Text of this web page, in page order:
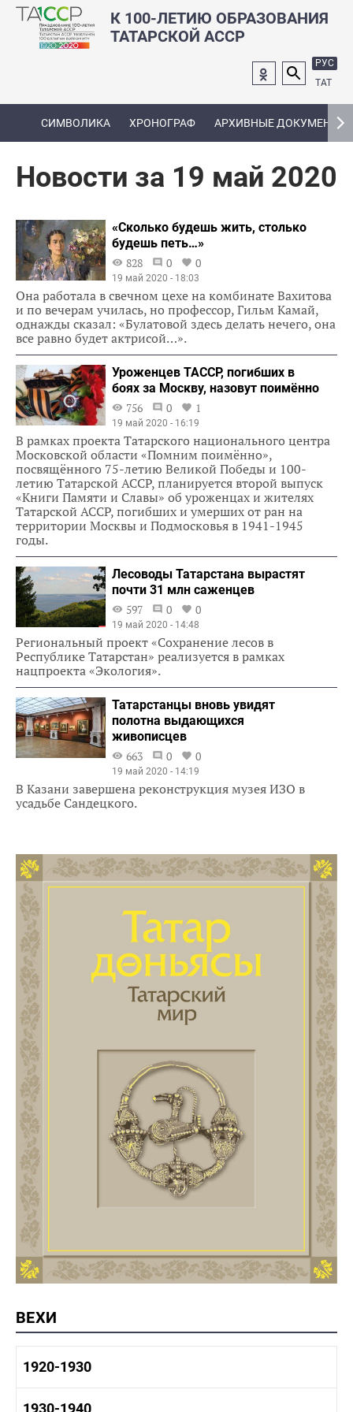
К 100-ЛЕТИЮ ОБРАЗОВАНИЯ
ТАТАРСКОЙ АССР
РУС
ТАТ
СИМВОЛИКА ХРОНОГРАФ АРХИВНЫЕ ДОКУМЕНТЫ
Новости за 19 май 2020
«Сколько будешь жить, столько
будешь петь…»
828
0 0
19 май 2020 - 18:03
Она работала в свечном цехе на комбинате Вахитова
и по вечерам училась, но профессор, Гильм Камай,
однажды сказал: «Булатовой здесь делать нечего, она
все равно будет актрисой…».
Уроженцев ТАССР, погибших в
боях за Москву, назовут поимённо
756
0 1
19 май 2020 - 16:19
В рамках проекта Татарского национального центра
Московской области «Помним поимённо»,
посвящённого 75-летию Великой Победы и 100-
летию Татарской АССР, планируется второй выпуск
«Книги Памяти и Славы» об уроженцах и жителях
Татарской АССР, погибших и умерших от ран на
территории Москвы и Подмосковья в 1941-1945
годы.
Лесоводы Татарстана вырастят
почти 31 млн саженцев
597
0 0
19 май 2020 - 14:48
Региональный проект «Сохранение лесов в
Республике Татарстан» реализуется в рамках
нацпроекта «Экология».
Татарстанцы вновь увидят
полотна выдающихся
живописцев
663
0 0
19 май 2020 - 14:19
В Казани завершена реконструкция музея ИЗО в
усадьбе Сандецкого.
ВЕХИ
1920-1930
1920-1930 история
1930-1940